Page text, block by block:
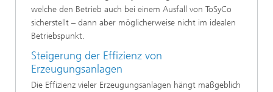
welche den Betrieb auch bei einem Ausfall von ToSyCo
sicherstellt – dann aber möglicherweise nicht im idealen
Betriebspunkt.
Steigerung der Effizienz von
Erzeugungsanlagen
Die Effizienz vieler Erzeugungsanlagen hängt maßgeblich